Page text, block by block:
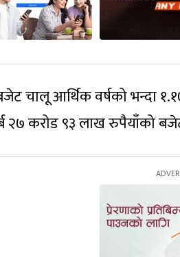
चालू आर्थिक वर्षको भन्दा
२७ करोड ९३ लाख रुपैयाँको